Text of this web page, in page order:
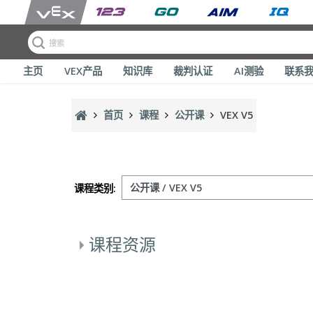
主页 VEX产品 知识库 裁判认证 AI测验 联系
首页 课程 公开课 VEX V5
课程类别:
课程资源